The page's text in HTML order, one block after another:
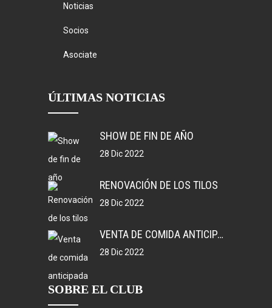
Noticias
Socios
Asociate
ÚLTIMAS NOTICIAS
SHOW DE FIN DE AÑO
28 Dic 2022
RENOVACIÓN DE LOS TILOS
28 Dic 2022
VENTA DE COMIDA ANTICIPADA
28 Dic 2022
SOBRE EL CLUB